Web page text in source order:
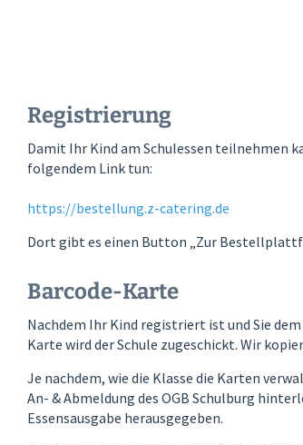
Registrierung
Damit Ihr Kind am Schulessen teilnehmen
folgendem Link tun:
https://bestellung.z-catering.de
Dort gibt es einen Button „Zur
Barcode-Karte
Nachdem Ihr Kind registriert ist und Sie
Karte wird der Schule zugeschickt. Wir
Je nachdem, wie die Klasse die Karten
An- & Abmeldung des OGB Schulburg
Essensausgabe herausgegeben.